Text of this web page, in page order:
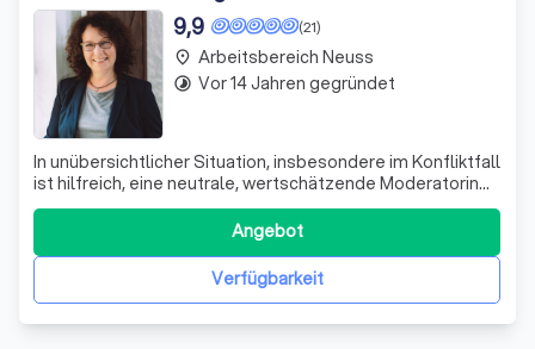
(21)
9,9
In unübersichtlicher Situation, insbesondere im Konfliktfall
ist hilfreich, eine neutrale, wertschätzende Moderatorin
hinzuziehen. Als Außenstehende begleite ich
Unternehmer:innen, Führungskräfte und Mitarbeitende,
entstandene Knoten nachhaltig zu lösen, die für die
Beteiligten bisher nicht lösbar w
Verfügbarkeit
Angebot
place Arbeitsbereich Neuss
timelapse Vor 14 Jahren gegründet